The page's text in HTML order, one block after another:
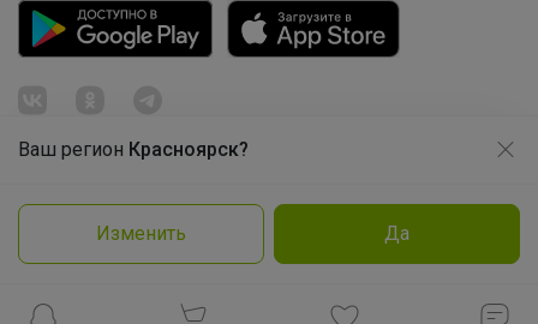
Ваш регион Красноярск?
Изменить Да
Политика конфиденциальности
Продолжая использовать этот сайт и нажимая кнопку
Принять